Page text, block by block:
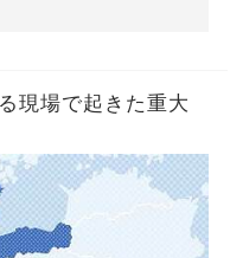
現場で起きた重大